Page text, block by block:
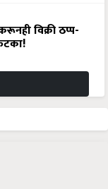
विक्री ठप्प-